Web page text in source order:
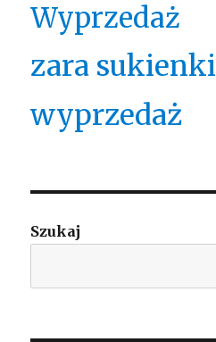
Wyprzedaż
zara sukienki
wyprzedaż
Szukaj